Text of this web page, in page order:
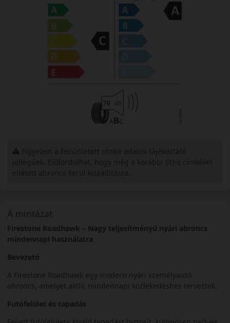
A mintázat
Firestone Roadhawk – Nagy teljesítményű nyári abroncs
mindennapi használatra
Bevezető
A Firestone Roadhawk egy modern nyári személyautó-
abroncs, amelyet aktív, mindennapi közlekedéshez terveztek.
Futófelület és tapadás